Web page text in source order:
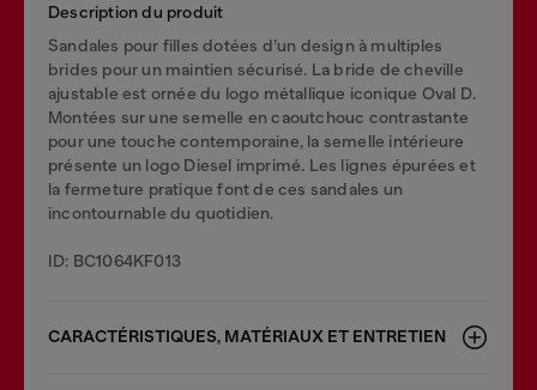
Description du produit
Sandales pour filles dotées d’un design à multiples
brides pour un maintien sécurisé. La bride de cheville
ajustable est ornée du logo métallique iconique Oval D.
Montées sur une semelle en caoutchouc contrastante
pour une touche contemporaine, la semelle intérieure
présente un logo Diesel imprimé. Les lignes épurées et
la fermeture pratique font de ces sandales un
incontournable du quotidien.
ID: BC1064KF013
CARACTÉRISTIQUES, MATÉRIAUX ET ENTRETIEN